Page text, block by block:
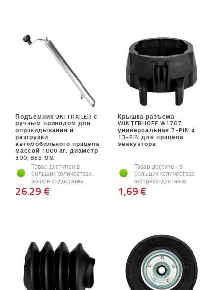
Подъемник UNITRAILER с
ручным приводом для
опрокидывания и
разгрузки
автомобильного прицепа
массой 1000 кг, диаметр
500-865 мм.
Товар доступен в
больших количествах,
экспресс-доставка
26,29 €
Крышка разъема
WINTERHOFF W1707
универсальная 7-PIN и
13-PIN для прицепа
эвакуатора
Товар доступен в
больших количествах,
экспресс-доставка
1,69 €